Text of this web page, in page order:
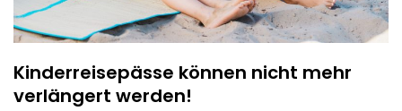
Kinderreisepässe können nicht mehr
verlängert werden!